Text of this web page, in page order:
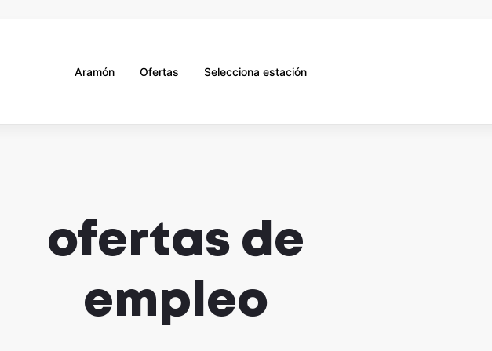
Aramón Ofertas Selecciona estación
ofertas de
empleo